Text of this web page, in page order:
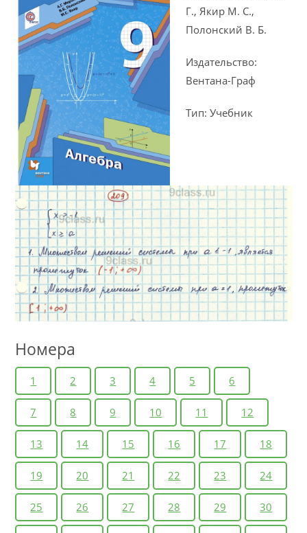
Г., Якир М. С.,
Полонский В. Б.
Издательство:
Вентана-Граф
Тип: Учебник
Номера
1 2 3 4 5 6
7 8 9 10 11 12
13 14 15 16 17 18
19 20 21 22 23 24
25 26 27 28 29 30